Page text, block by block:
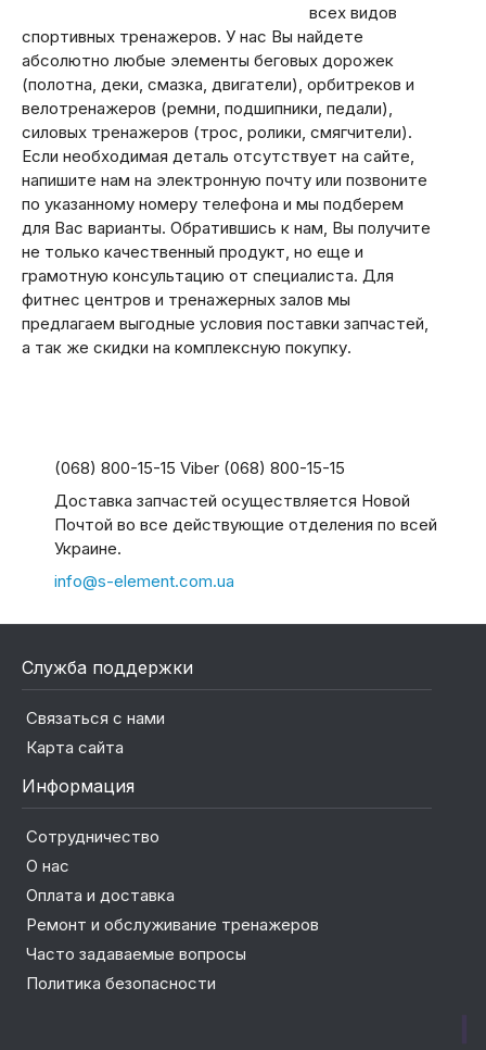
всех видов
спортивных тренажеров. У нас Вы найдете
абсолютно любые элементы беговых дорожек
(полотна, деки, смазка, двигатели), орбитреков и
велотренажеров (ремни, подшипники, педали),
силовых тренажеров (трос, ролики, смягчители).
Если необходимая деталь отсутствует на сайте,
напишите нам на электронную почту или позвоните
по указанному номеру телефона и мы подберем
для Вас варианты. Обратившись к нам, Вы получите
не только качественный продукт, но еще и
грамотную консультацию от специалиста. Для
фитнес центров и тренажерных залов мы
предлагаем выгодные условия поставки запчастей,
а так же скидки на комплексную покупку.
(068) 800-15-15 Viber (068) 800-15-15
Доставка запчастей осуществляется Новой
Почтой во все действующие отделения по всей
Украине.
info@s-element.com.ua
Служба поддержки
Связаться с нами
Карта сайта
Информация
Сотрудничество
О нас
Оплата и доставка
Ремонт и обслуживание тренажеров
Часто задаваемые вопросы
Политика безопасности